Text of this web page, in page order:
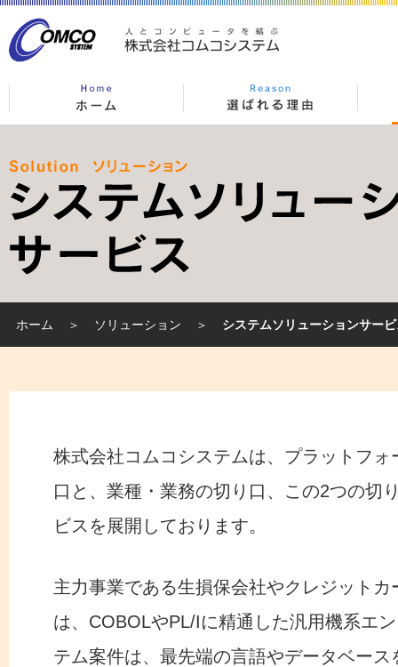
ホーム ＞ ソリューション ＞ システムソリューションサー
株式会社コムコシステムは、プラットフ
口と、業種・業務の切り口、この2つの切
ビスを展開しております。
主力事業である生損保会社やクレジット
は、COBOLやPL/Iに精通した汎用機系エ
テム案件は、最先端の言語やデータベー